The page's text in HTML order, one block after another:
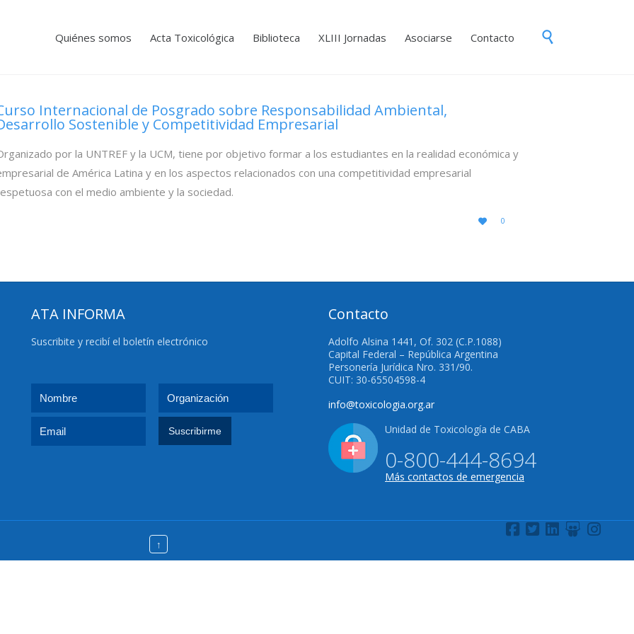
Skip
Quiénes somos Acta Toxicológica Biblioteca XLIII Jornadas Asociarse Contacto 
Internacional de Posgrado sobre Responsabilidad Ambiental,
Sostenible y Competitividad Empresarial
por la UNTREF y la UCM, tiene por objetivo formar a los estudiantes en la realidad económica y
de América Latina y en los aspectos relacionados con una competitividad empresarial
con el medio ambiente y la sociedad.

LOVE
IT
0
ATA INFORMA
Suscribite y recibí el boletín electrónico
Contacto
Adolfo Alsina 1441, Of. 302 (C.P.1088)
Capital Federal – República Argentina
Personería Jurídica Nro. 331/90.
CUIT: 30-65504598-4
info@toxicologia.org.ar
Unidad de Toxicología de CABA
0-800-444-8694
Más contactos de emergencia
↑